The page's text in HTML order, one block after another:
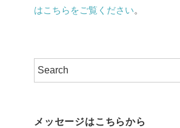
はこちらをご覧ください。
メッセージはこちらから